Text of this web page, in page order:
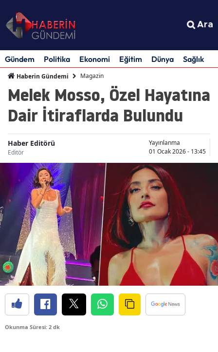
Ara
Gündem Politika Ekonomi Eğitim Dünya Sağlık
Haberin Gündemi Magazin
Melek Mosso, Özel Hayatına
Dair İtiraflarda Bulundu
Haber Editörü
Editör
Yayınlanma
01 Ocak 2026 - 13:45
Okunma Süresi: 2 dk